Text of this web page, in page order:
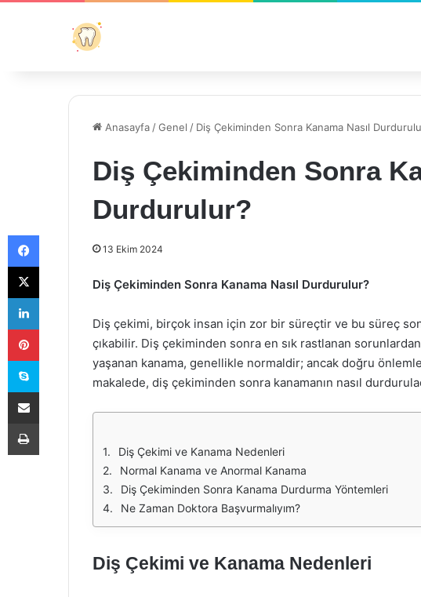
Anasayfa /Genel / Diş Çekiminden Sonra Kanama Nasıl
Diş Çekiminden Sonra
Durdurulur?
13 Ekim 2024
Diş Çekiminden Sonra Kanama Nasıl Durdurulur?
Diş çekimi, birçok insan için zor bir süreçtir ve bu süreç
çıkabilir. Diş çekiminden sonra en sık rastlanan
yaşanan kanama, genellikle normaldir; ancak doğru
makalede, diş çekiminden sonra kanamanın nasıl
Diş Çekimi ve Kanama Nedenleri
Normal Kanama ve Anormal Kanama
Diş Çekiminden Sonra Kanama Durdurma Yöntemleri
Ne Zaman Doktora Başvurmalıyım?
Diş Çekimi ve Kanama Nedenleri
Facebook
X
LinkedIn
Pinterest
Skype
E-Posta ile paylaş